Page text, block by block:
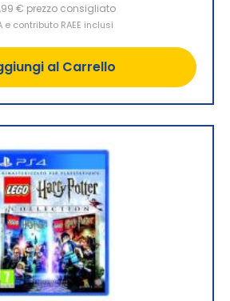
€ prezzo consigliato
e contributo RAEE inclusi
al Carrello